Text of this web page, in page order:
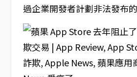
過企業開發者計劃非法發布